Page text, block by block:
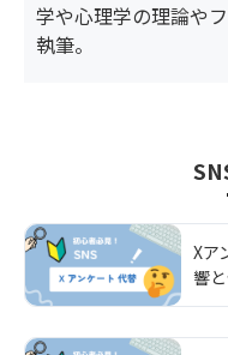
学や心理学の理論や
執筆。
Xア
響